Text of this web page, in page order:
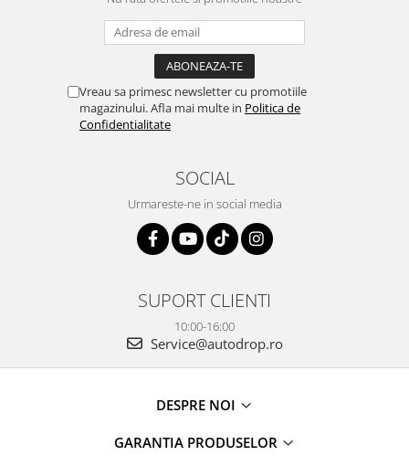
Vreau sa primesc newsletter cu promotiile
magazinului. Afla mai multe in Politica de
Confidentialitate
SOCIAL
Urmareste-ne in social media
SUPORT CLIENTI
10:00-16:00
Service@autodrop.ro
DESPRE NOI
GARANTIA PRODUSELOR